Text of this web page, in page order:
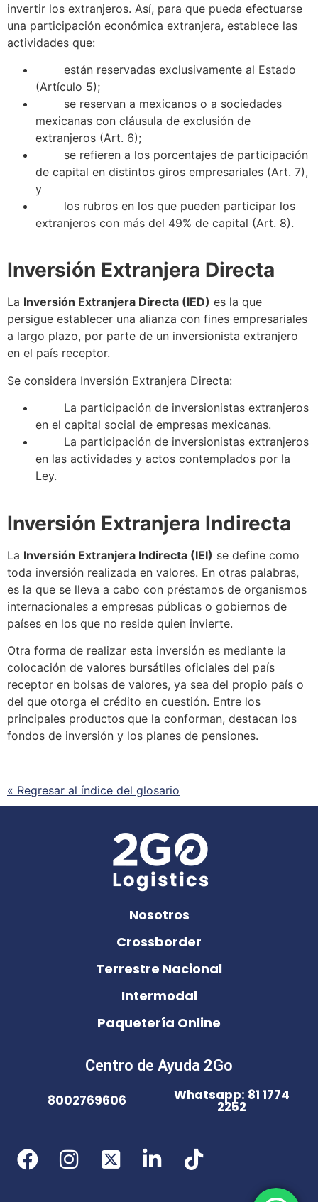
invertir los extranjeros. Así, para que pueda efectuarse
una participación económica extranjera, establece las
actividades que:
están reservadas exclusivamente al Estado
(Artículo 5);
se reservan a mexicanos o a sociedades
mexicanas con cláusula de exclusión de
extranjeros (Art. 6);
se refieren a los porcentajes de participación
de capital en distintos giros empresariales (Art. 7),
y
los rubros en los que pueden participar los
extranjeros con más del 49% de capital (Art. 8).
Inversión Extranjera Directa
La Inversión Extranjera Directa (IED) es la que
persigue establecer una alianza con fines empresariales
a largo plazo, por parte de un inversionista extranjero
en el país receptor.
Se considera Inversión Extranjera Directa:
La participación de inversionistas extranjeros
en el capital social de empresas mexicanas.
La participación de inversionistas extranjeros
en las actividades y actos contemplados por la
Ley.
Inversión Extranjera Indirecta
La Inversión Extranjera Indirecta (IEI) se define como
toda inversión realizada en valores. En otras palabras,
es la que se lleva a cabo con préstamos de organismos
internacionales a empresas públicas o gobiernos de
países en los que no reside quien invierte.
Otra forma de realizar esta inversión es mediante la
colocación de valores bursátiles oficiales del país
receptor en bolsas de valores, ya sea del propio país o
del que otorga el crédito en cuestión. Entre los
principales productos que la conforman, destacan los
fondos de inversión y los planes de pensiones.
« Regresar al índice del glosario
Nosotros
Crossborder
Terrestre Nacional
Intermodal
Paquetería Online
Centro de Ayuda 2Go
8002769606 Whatsapp: 81 1774
2252